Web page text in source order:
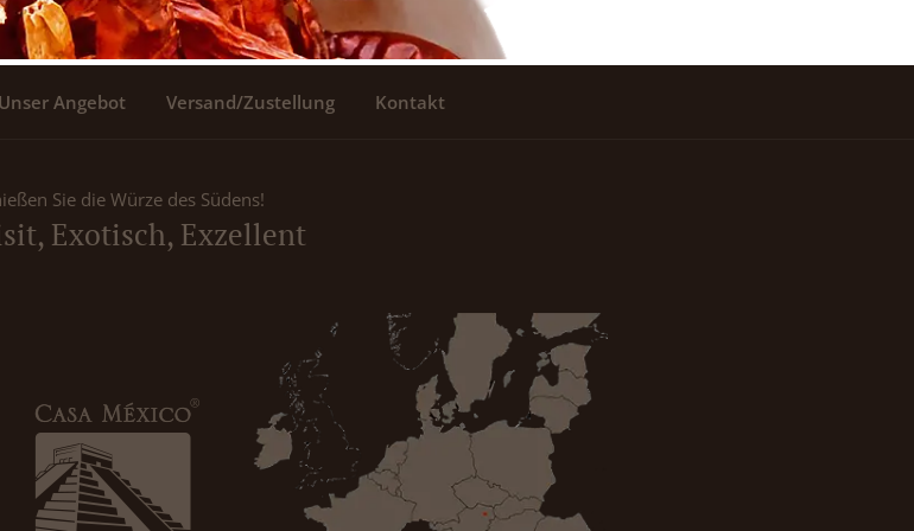
Unser Angebot Versand/Zustellung Kontakt
Sie die Würze des Südens!
Exotisch, Exzellent